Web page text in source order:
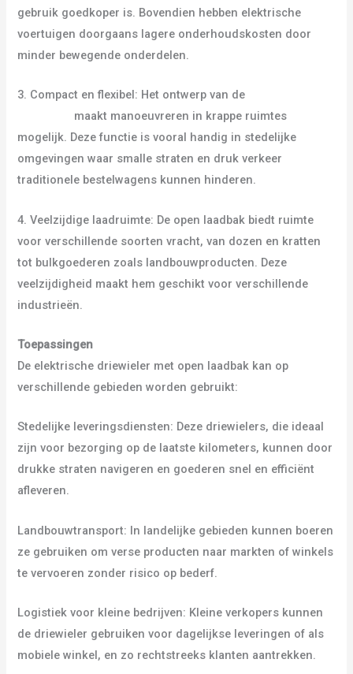
gebruik goedkoper is. Bovendien hebben elektrische
voertuigen doorgaans lagere onderhoudskosten door
minder bewegende onderdelen.
3. Compact en flexibel: Het ontwerp van de
maakt manoeuvreren in krappe ruimtes
mogelijk. Deze functie is vooral handig in stedelijke
omgevingen waar smalle straten en druk verkeer
traditionele bestelwagens kunnen hinderen.
4. Veelzijdige laadruimte: De open laadbak biedt ruimte
voor verschillende soorten vracht, van dozen en kratten
tot bulkgoederen zoals landbouwproducten. Deze
veelzijdigheid maakt hem geschikt voor verschillende
industrieën.
Toepassingen
De elektrische driewieler met open laadbak kan op
verschillende gebieden worden gebruikt:
Stedelijke leveringsdiensten: Deze driewielers, die ideaal
zijn voor bezorging op de laatste kilometers, kunnen door
drukke straten navigeren en goederen snel en efficiënt
afleveren.
Landbouwtransport: In landelijke gebieden kunnen boeren
ze gebruiken om verse producten naar markten of winkels
te vervoeren zonder risico op bederf.
Logistiek voor kleine bedrijven: Kleine verkopers kunnen
de driewieler gebruiken voor dagelijkse leveringen of als
mobiele winkel, en zo rechtstreeks klanten aantrekken.